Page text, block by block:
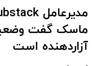
ماسک گفت
آزاردهنده است